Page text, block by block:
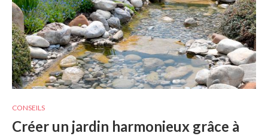
CONSEILS
Créer un jardin harmonieux grâce à